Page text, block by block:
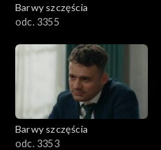
Barwy szczęścia
odc. 3355
Barwy szczęścia
odc. 3353